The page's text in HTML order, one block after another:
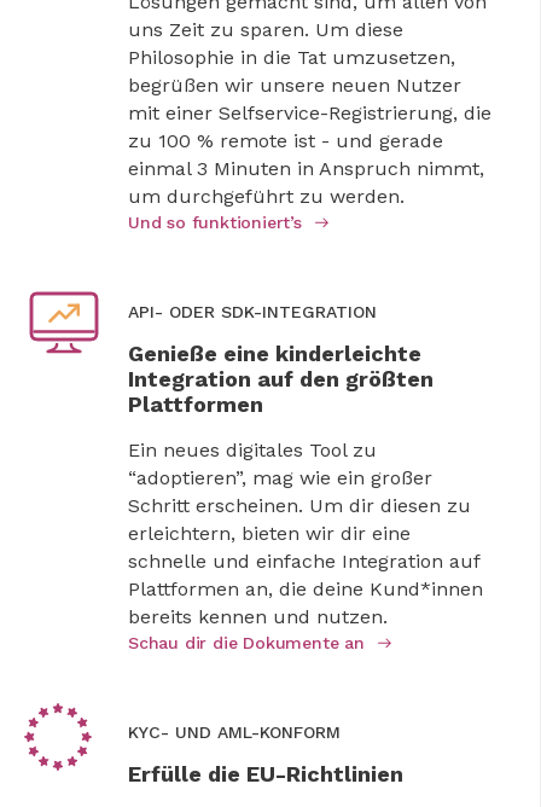
uns Zeit zu sparen. Um diese
Philosophie in die Tat umzusetzen,
begrüßen wir unsere neuen Nutzer
mit einer Selfservice-Registrierung, die
zu 100 % remote ist - und gerade
einmal 3 Minuten in Anspruch nimmt,
um durchgeführt zu werden.
Und so funktioniert’s
API- ODER SDK-INTEGRATION
Genieße eine kinderleichte
Integration auf den größten
Plattformen
Ein neues digitales Tool zu
“adoptieren”, mag wie ein großer
Schritt erscheinen. Um dir diesen zu
erleichtern, bieten wir dir eine
schnelle und einfache Integration auf
Plattformen an, die deine Kund*innen
bereits kennen und nutzen.
Schau dir die Dokumente an
KYC- UND AML-KONFORM
Erfülle die EU-Richtlinien